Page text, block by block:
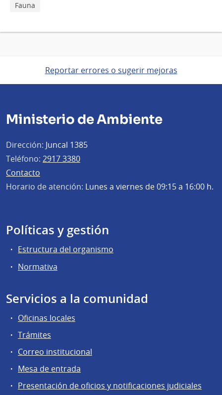
Fauna
Reportar errores o sugerir mejoras
Ministerio de Ambiente
Dirección: Juncal 1385
Teléfono: 2917 3380
Contacto
Horario de atención: Lunes a viernes de 09:15 a 16:00 h.
Políticas y gestión
Estructura del organismo
Normativa
Servicios a la comunidad
Oficinas locales
Trámites
Correo institucional
Mesa de entrada
Presentación de oficios y notificaciones judiciales